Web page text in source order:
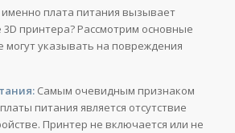
именно плата питания вызывает
принтера? Рассмотрим основные
могут указывать на повреждения
Самым очевидным признаком
питания является отсутствие
Принтер не включается или не